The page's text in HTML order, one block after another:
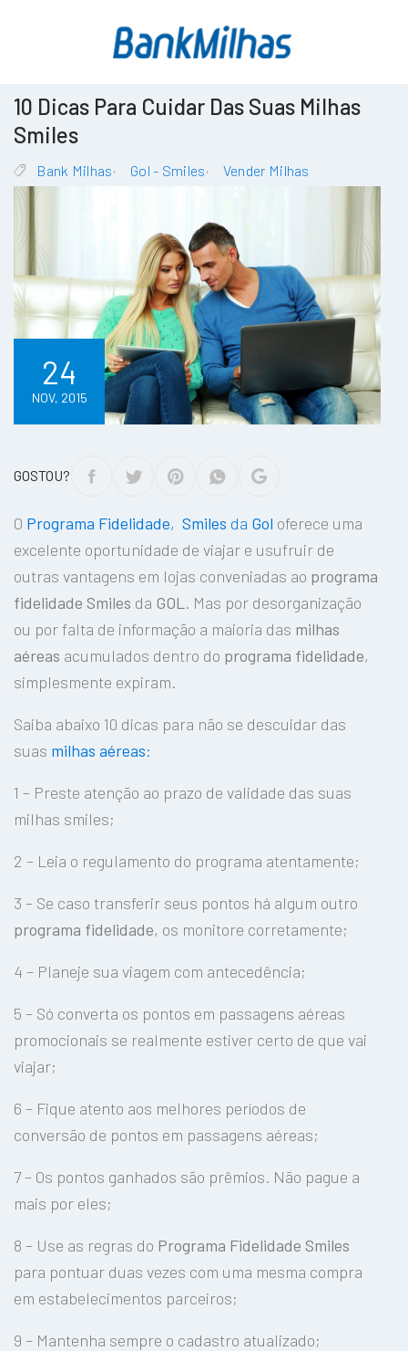
10 Dicas Para Cuidar Das Suas Milhas
Smiles
Bank Milhas, Gol - Smiles, Vender Milhas
24
NOV, 2015
GOSTOU?
O Programa Fidelidade, Smiles da Gol oferece uma
excelente oportunidade de viajar e usufruir de
outras vantagens em lojas conveniadas ao programa
fidelidade Smiles da GOL . Mas por desorganização
ou por falta de informação a maioria das milhas
aéreas acumulados dentro do programa fidelidade,
simplesmente expiram.
Saiba abaixo 10 dicas para não se descuidar das
suas milhas aéreas:
1 – Preste atenção ao prazo de validade das suas
milhas smiles;
2 – Leia o regulamento do programa atentamente;
3 – Se caso transferir seus pontos há algum outro
programa fidelidade, os monitore corretamente;
4 – Planeje sua viagem com antecedência;
5 – Só converta os pontos em passagens aéreas
promocionais se realmente estiver certo de que vai
viajar;
6 – Fique atento aos melhores períodos de
conversão de pontos em passagens aéreas;
7 – Os pontos ganhados são prêmios. Não pague a
mais por eles;
8 – Use as regras do Programa Fidelidade Smiles
para pontuar duas vezes com uma mesma compra
em estabelecimentos parceiros;
9 – Mantenha sempre o cadastro atualizado;